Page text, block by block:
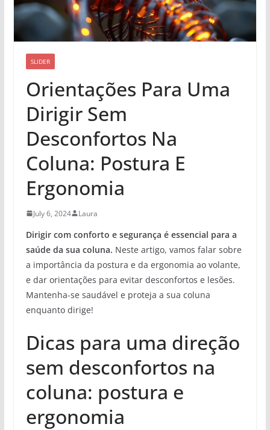
SLIDER
Orientações Para Uma
Dirigir Sem
Desconfortos Na
Coluna: Postura E
Ergonomia
July 6, 2024 Laura
Dirigir com conforto e segurança é essencial para a
saúde da sua coluna. Neste artigo, vamos falar sobre
a importância da postura e da ergonomia ao volante,
e dar orientações para evitar desconfortos e lesões.
Mantenha-se saudável e proteja a sua coluna
enquanto dirige!
Dicas para uma direção
sem desconfortos na
coluna: postura e
ergonomia